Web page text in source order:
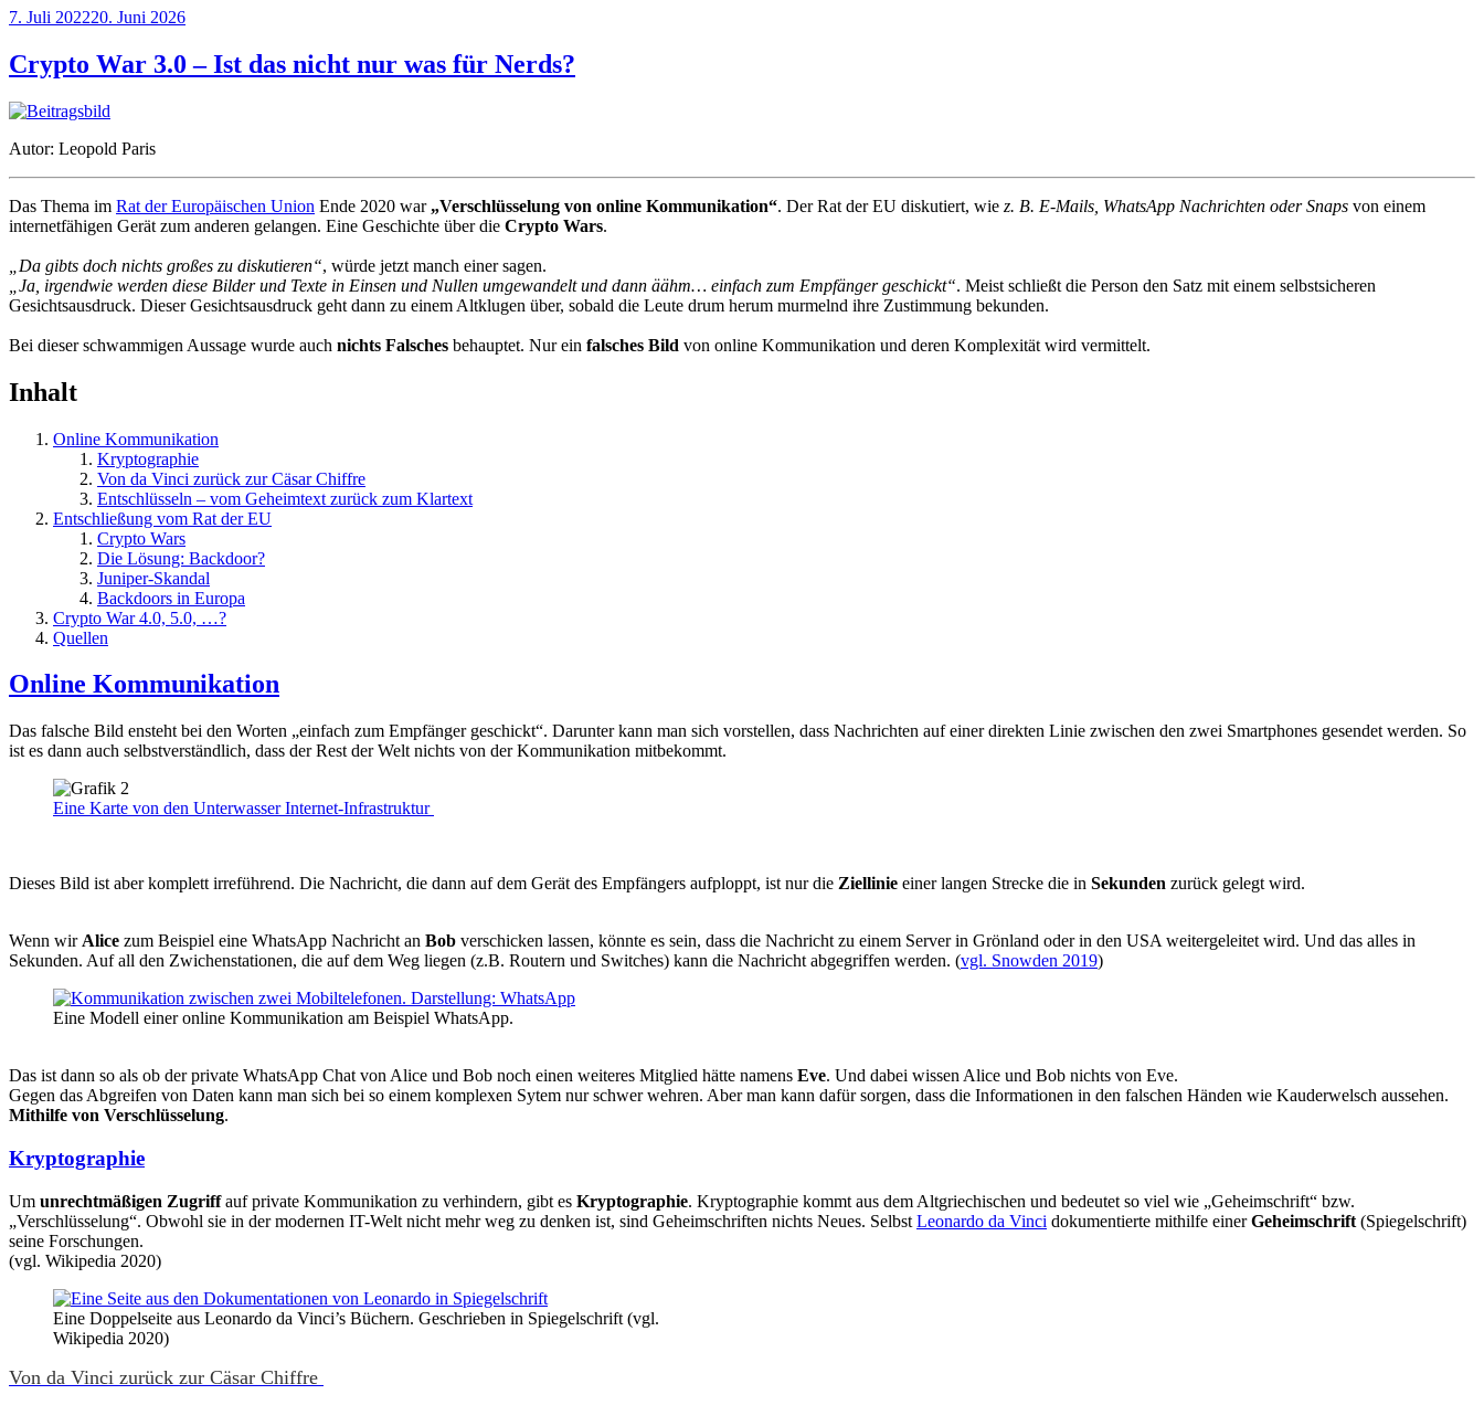
Veröffentlicht
7. Juli 202220. Juni 2026
Crypto War 3.0 – Ist das nicht nur was für Nerds?
Autor: Leopold Paris
Das Thema im Rat der Europäischen Union Ende 2020 war „Verschlüsselung von online Kommunikation“. Der Rat der EU diskutiert, wie z. B. E-Mails, WhatsApp Nachrichten oder Snaps von einem
internetfähigen Gerät zum anderen gelangen. Eine Geschichte über die Crypto Wars.
„Da gibts doch nichts großes zu diskutieren“, würde jetzt manch einer sagen.
„Ja, irgendwie werden diese Bilder und Texte in Einsen und Nullen umgewandelt und dann äähm… einfach zum Empfänger geschickt“. Meist schließt die Person den Satz mit einem selbstsicheren
Gesichtsausdruck. Dieser Gesichtsausdruck geht dann zu einem Altklugen über, sobald die Leute drum herum murmelnd ihre Zustimmung bekunden.
Bei dieser schwammigen Aussage wurde auch nichts Falsches behauptet. Nur ein falsches Bild von online Kommunikation und deren Komplexität wird vermittelt.
Inhalt
Online Kommunikation
Kryptographie
Von da Vinci zurück zur Cäsar Chiffre
Entschlüsseln – vom Geheimtext zurück zum Klartext
Entschließung vom Rat der EU
Crypto Wars
Die Lösung: Backdoor?
Juniper-Skandal
Backdoors in Europa
Crypto War 4.0, 5.0, …?
Quellen
Online Kommunikation
Das falsche Bild ensteht bei den Worten „einfach zum Empfänger geschickt“. Darunter kann man sich vorstellen, dass Nachrichten auf einer direkten Linie zwischen den zwei Smartphones gesendet werden. So
ist es dann auch selbstverständlich, dass der Rest der Welt nichts von der Kommunikation mitbekommt.
Eine Karte von den Unterwasser Internet-Infrastruktur
Dieses Bild ist aber komplett irreführend. Die Nachricht, die dann auf dem Gerät des Empfängers aufploppt, ist nur die Ziellinie einer langen Strecke die in Sekunden zurück gelegt wird.
Wenn wir Alice zum Beispiel eine WhatsApp Nachricht an Bob verschicken lassen, könnte es sein, dass die Nachricht zu einem Server in Grönland oder in den USA weitergeleitet wird. Und das alles in
Sekunden. Auf all den Zwichenstationen, die auf dem Weg liegen (z.B. Routern und Switches) kann die Nachricht abgegriffen werden. (vgl. Snowden 2019)
Eine Modell einer online Kommunikation am Beispiel WhatsApp.
Das ist dann so als ob der private WhatsApp Chat von Alice und Bob noch einen weiteres Mitglied hätte namens Eve. Und dabei wissen Alice und Bob nichts von Eve.
Gegen das Abgreifen von Daten kann man sich bei so einem komplexen Sytem nur schwer wehren. Aber man kann dafür sorgen, dass die Informationen in den falschen Händen wie Kauderwelsch aussehen.
Mithilfe von Verschlüsselung.
Kryptographie
Um unrechtmäßigen Zugriffauf private Kommunikation zu verhindern, gibt es Kryptographie. Kryptographie kommt aus dem Altgriechischen und bedeutet so viel wie „Geheimschrift“ bzw.
„Verschlüsselung“. Obwohl sie in der modernen IT-Welt nicht mehr weg zu denken ist, sind Geheimschriften nichts Neues. Selbst Leonardo da Vinci dokumentierte mithilfe einerGeheimschrift (Spiegelschrift)
seine Forschungen.
(vgl. Wikipedia 2020)
Eine Doppelseite aus Leonardo da Vinci’s Büchern. Geschrieben in Spiegelschrift (vgl.
Wikipedia 2020)
Von da Vinci zurück zur Cäsar Chiffre